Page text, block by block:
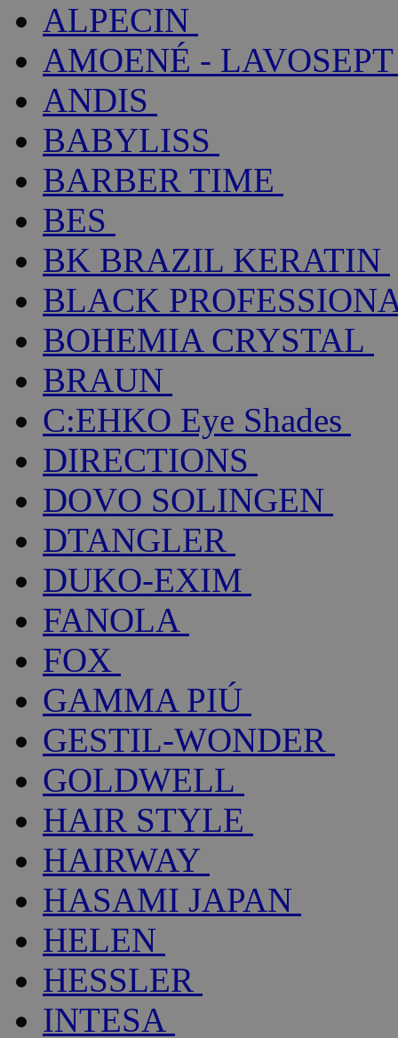
ALPECIN
AMOENÉ - LAVOSEPT
ANDIS
BABYLISS
BARBER TIME
BES
BK BRAZIL KERATIN
BLACK
BOHEMIA CRYSTAL
BRAUN
C:EHKO Eye Shades
DIRECTIONS
DOVO SOLINGEN
DTANGLER
DUKO-EXIM
FANOLA
FOX
GAMMA PIÚ
GESTIL-WONDER
GOLDWELL
HAIR STYLE
HAIRWAY
HASAMI JAPAN
HELEN
HESSLER
INTESA